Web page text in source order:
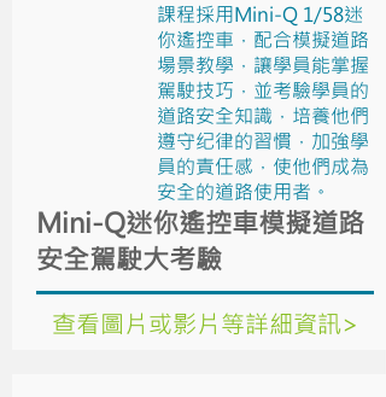
課程採用Mini-Q 1/58迷
你遙控車，配合模擬道路
場景教學，讓學員能掌握
駕駛技巧，並考驗學員的
道路安全知識，培養他們
遵守纪律的習慣，加強學
員的責任感，使他們成為
安全的道路使用者。
Mini-Q迷你遙控車模擬道路
安全駕駛大考驗
查看圖片或影片等詳細資訊>